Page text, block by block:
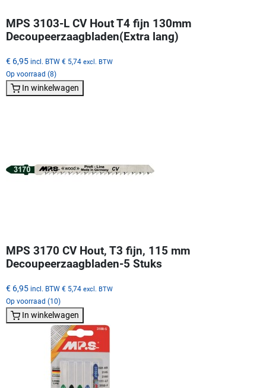
MPS 3103-L CV Hout T4 fijn 130mm
Decoupeerzaagbladen(Extra lang)
€ 6,95 incl. BTW € 5,74 excl. BTW
Op voorraad (8)
In winkelwagen
MPS 3170 CV Hout, T3 fijn, 115 mm
Decoupeerzaagbladen-5 Stuks
€ 6,95 incl. BTW € 5,74 excl. BTW
Op voorraad (10)
In winkelwagen